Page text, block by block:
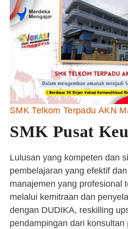
SMK Telkom Terpadu AKN
SMK Pusat
Lulusan yang kompeten dan
pembelajaran yang efektif
manajemen yang profesional
melalui kemitraan dan
dengan DUDIKA, reskilling
pendampingan dari konsultan